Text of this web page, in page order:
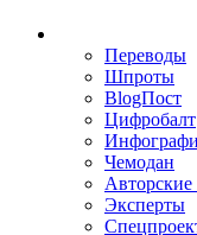
Переводы
Шпроты
BlogПост
Цифробалт
Чемодан
Авторские
Эксперты